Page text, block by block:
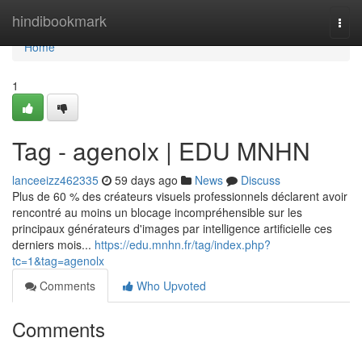
hindibookmark
Home
Home
1
Tag - agenolx | EDU MNHN
lanceeizz462335 59 days ago News
Discuss
Plus de 60 % des créateurs visuels professionnels déclarent avoir
rencontré au moins un blocage incompréhensible sur les
principaux générateurs d'images par intelligence artificielle ces
derniers mois... https://edu.mnhn.fr/tag/index.php?
tc=1&tag=agenolx
Comments
Who Upvoted
Comments